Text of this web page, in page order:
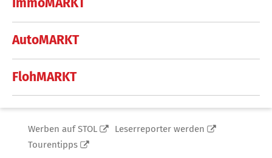
ImmoMARKT
AutoMARKT
FlohMARKT
Werben auf STOL
Leserreporter werden
Tourentipps